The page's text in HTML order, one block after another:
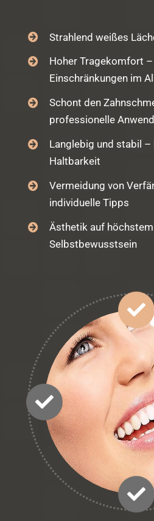
Strahlend weißes
Hoher Tragekomfort
Einschränkungen im
Schont den
professionelle
Langlebig und stabil –
Haltbarkeit
Vermeidung von
individuelle Tipps
Ästhetik auf
Selbstbewusstsein